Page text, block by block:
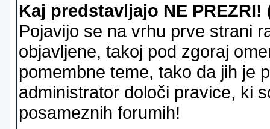
Kaj predstavljajo NE
Pojavijo se na vrhu prve strani
objavljene, takoj pod zgoraj
pomembne teme, tako da jih je
administrator določi pravice, ki
posameznih forumih!